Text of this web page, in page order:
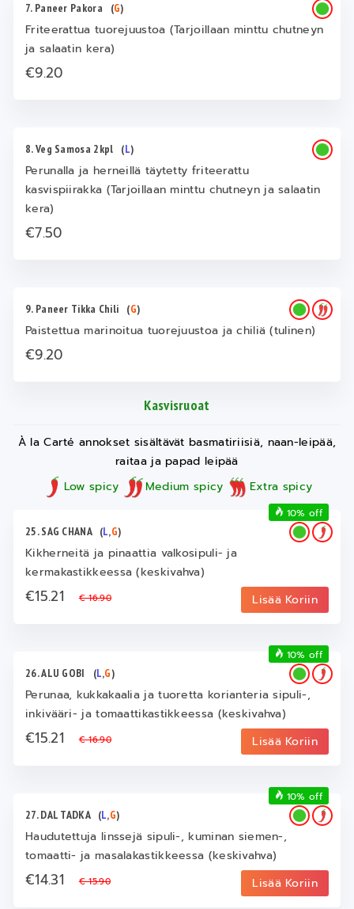
7. Paneer Pakora (G)
Friteerattua tuorejuustoa (Tarjoillaan minttu chutneyn
ja salaatin kera)
€9.20
8. Veg Samosa 2kpl (L)
Perunalla ja herneillä täytetty friteerattu
kasvispiirakka (Tarjoillaan minttu chutneyn ja salaatin
kera)
€7.50
9. Paneer Tikka Chili (G)
Paistettua marinoitua tuorejuustoa ja chiliä (tulinen)
€9.20
Kasvisruoat
À la Carté annokset sisältävät basmatiriisiä, naan-leipää,
raitaa ja papad leipää
Low spicy
Medium spicy Extra spicy
25. SAG CHANA (L,G)
Kikherneitä ja pinaattia valkosipuli- ja
kermakastikkeessa (keskivahva)
€15.21€ 16.90 Lisää Koriin
10% off
26. ALU GOBI (L,G)
Perunaa, kukkakaalia ja tuoretta korianteria sipuli-,
inkivääri- ja tomaattikastikkeessa (keskivahva)
€15.21€ 16.90 Lisää Koriin
10% off
27. DAL TADKA (L,G)
Haudutettuja linssejä sipuli-, kuminan siemen-,
tomaatti- ja masalakastikkeessa (keskivahva)
€14.31€ 15.90 Lisää Koriin
10% off